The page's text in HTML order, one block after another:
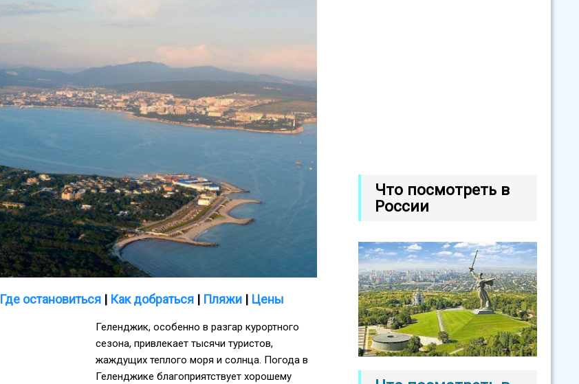
Где остановиться | Как добраться | Пляжи | Цены
Геленджик, особенно в разгар курортного
сезона, привлекает тысячи туристов,
жаждущих теплого моря и солнца. Погода в
Геленджике благоприятствует хорошему
Что посмотреть в
России